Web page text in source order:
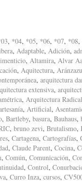
, *04, *05, *06, *07, *08,
, Adaptable, Adición,
, Altamira, Alvar
, Aquitectura, Aránzazu
, arquitectura
extensiva,
, Arquitectura Radical
, Artificial,
, Bartleby, basura, Bauhaus,
, bruno zevi, Brutalismo,
, Cartagena, Cartografías,
, Claude Parent, Cocina,
, Común, Comunicación,
, Control,
, Curro Inza, cursos,